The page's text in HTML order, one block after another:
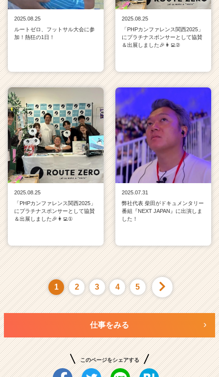
2025.08.25
ルートゼロ、フットサル大会に参
加！熱狂の1日！
2025.08.25
「PHPカンファレンス関西2025」
にプラチナスポンサーとして協賛
＆出展しました🎉👩‍💻②
2025.08.25
「PHPカンファレンス関西2025」
にプラチナスポンサーとして協賛
＆出展しました🎉👩‍💻①
2025.07.31
弊社代表 柴田がドキュメンタリー
番組『NEXT JAPAN』に出演しま
した！
1 2 3 4 5
仕事をみる
このページをシェアする